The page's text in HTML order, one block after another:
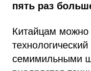
пять раз
Китайцам можно
семимильными